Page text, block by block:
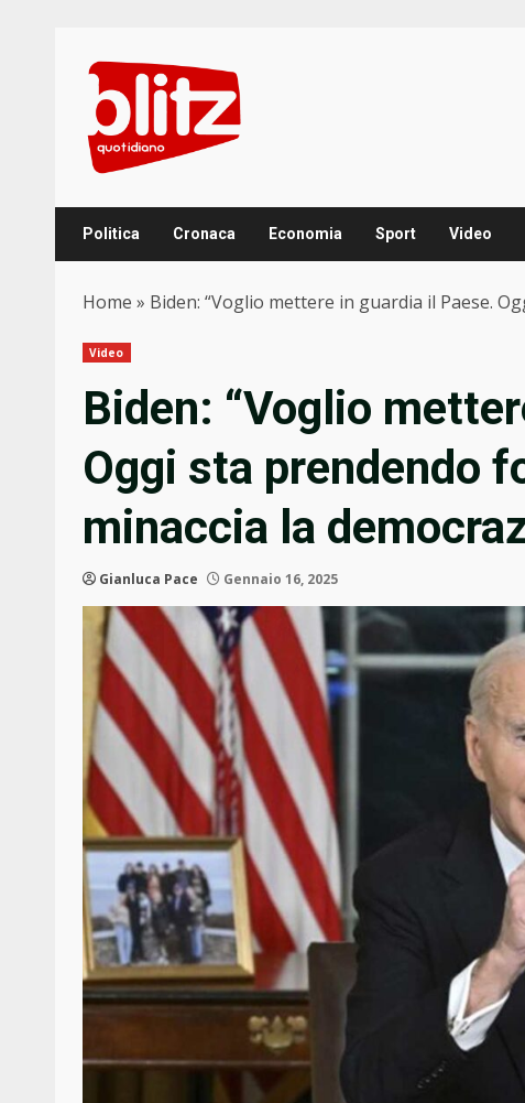
content
Politica Cronaca Economia Sport Video
Home » Biden: “Voglio mettere in guardia il Paese.
Video
Biden: “Voglio
Oggi sta prendendo
minaccia la
Gianluca Pace Gennaio 16, 2025